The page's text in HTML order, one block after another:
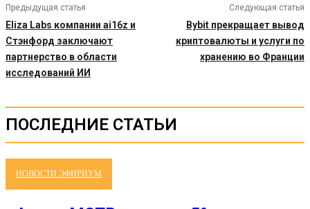
Предыдущая статья
Eliza Labs компании ai16z и
Стэнфорд заключают
партнерство в области
исследований ИИ
Следующая статья
Bybit прекращает вывод
криптовалюты и услуги по
хранению во Франции
ПОСЛЕДНИЕ СТАТЬИ
НОВОСТИ ЭФИРИУМ